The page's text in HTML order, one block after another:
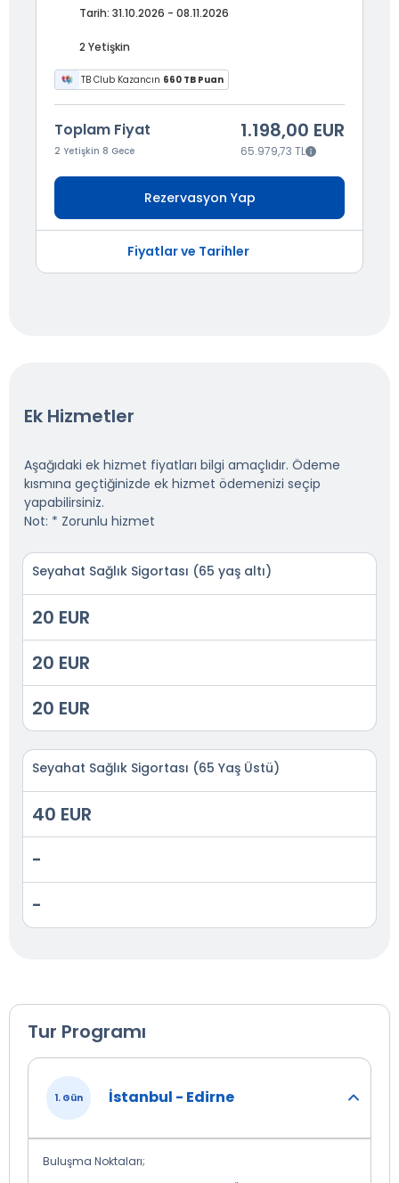
Tarih: 31.10.2026 - 08.11.2026
2 Yetişkin
TB Club Kazancın 660 TB Puan
Toplam Fiyat
2 Yetişkin 8 Gece
1.198,00 EUR
65.979,73 TL
Rezervasyon Yap
Fiyatlar ve Tarihler
Ek Hizmetler
Aşağıdaki ek hizmet fiyatları bilgi amaçlıdır. Ödeme
kısmına geçtiğinizde ek hizmet ödemenizi seçip
yapabilirsiniz.
Not: * Zorunlu hizmet
Seyahat Sağlık Sigortası (65 yaş altı)
20 EUR
20 EUR
20 EUR
Seyahat Sağlık Sigortası (65 Yaş Üstü)
40 EUR
-
-
Tur Programı
1. Gün İstanbul - Edirne
Buluşma Noktaları;